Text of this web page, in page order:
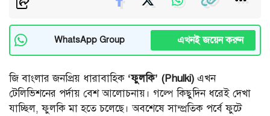
WhatsApp Group এখনই জয়েন করুন
জি বাংলার জনপ্রিয় ধারাবাহিক ‘ফুলকি’ (Phulki) এখন
টেলিভিশনের পর্দায় বেশ আলোচনায়। গল্পে কিছুদিন ধরেই দেখা
যাচ্ছিল, ফুলকি মা হতে চলেছে। অবশেষে সাম্প্রতিক পর্বে ফুটে